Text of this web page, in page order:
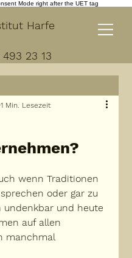
Mode right after the UET tag
Harfe
493 23 13
1 Min. Lesezeit
wenn Traditionen
oder gar zu
und heute
auf allen
manchmal